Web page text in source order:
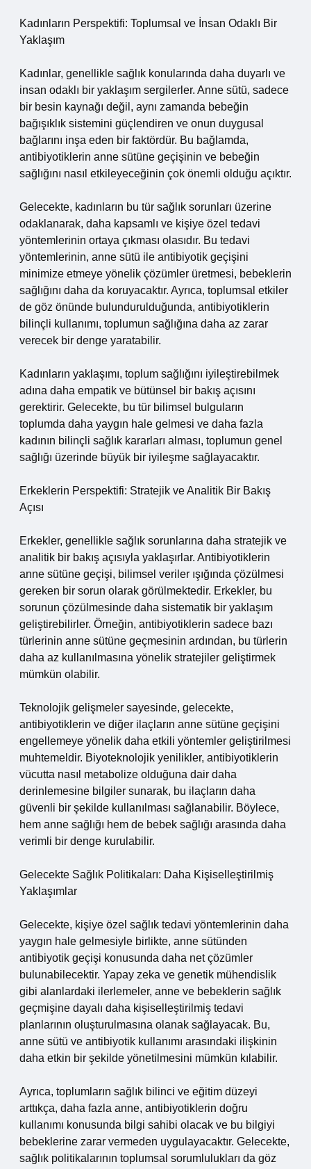
Kadınların Perspektifi: Toplumsal ve İnsan Odaklı Bir
Yaklaşım
Kadınlar, genellikle sağlık konularında daha duyarlı ve
insan odaklı bir yaklaşım sergilerler. Anne sütü, sadece
bir besin kaynağı değil, aynı zamanda bebeğin
bağışıklık sistemini güçlendiren ve onun duygusal
bağlarını inşa eden bir faktördür. Bu bağlamda,
antibiyotiklerin anne sütüne geçişinin ve bebeğin
sağlığını nasıl etkileyeceğinin çok önemli olduğu açıktır.
Gelecekte, kadınların bu tür sağlık sorunları üzerine
odaklanarak, daha kapsamlı ve kişiye özel tedavi
yöntemlerinin ortaya çıkması olasıdır. Bu tedavi
yöntemlerinin, anne sütü ile antibiyotik geçişini
minimize etmeye yönelik çözümler üretmesi, bebeklerin
sağlığını daha da koruyacaktır. Ayrıca, toplumsal etkiler
de göz önünde bulundurulduğunda, antibiyotiklerin
bilinçli kullanımı, toplumun sağlığına daha az zarar
verecek bir denge yaratabilir.
Kadınların yaklaşımı, toplum sağlığını iyileştirebilmek
adına daha empatik ve bütünsel bir bakış açısını
gerektirir. Gelecekte, bu tür bilimsel bulguların
toplumda daha yaygın hale gelmesi ve daha fazla
kadının bilinçli sağlık kararları alması, toplumun genel
sağlığı üzerinde büyük bir iyileşme sağlayacaktır.
Erkeklerin Perspektifi: Stratejik ve Analitik Bir Bakış
Açısı
Erkekler, genellikle sağlık sorunlarına daha stratejik ve
analitik bir bakış açısıyla yaklaşırlar. Antibiyotiklerin
anne sütüne geçişi, bilimsel veriler ışığında çözülmesi
gereken bir sorun olarak görülmektedir. Erkekler, bu
sorunun çözülmesinde daha sistematik bir yaklaşım
geliştirebilirler. Örneğin, antibiyotiklerin sadece bazı
türlerinin anne sütüne geçmesinin ardından, bu türlerin
daha az kullanılmasına yönelik stratejiler geliştirmek
mümkün olabilir.
Teknolojik gelişmeler sayesinde, gelecekte,
antibiyotiklerin ve diğer ilaçların anne sütüne geçişini
engellemeye yönelik daha etkili yöntemler geliştirilmesi
muhtemeldir. Biyoteknolojik yenilikler, antibiyotiklerin
vücutta nasıl metabolize olduğuna dair daha
derinlemesine bilgiler sunarak, bu ilaçların daha
güvenli bir şekilde kullanılması sağlanabilir. Böylece,
hem anne sağlığı hem de bebek sağlığı arasında daha
verimli bir denge kurulabilir.
Gelecekte Sağlık Politikaları: Daha Kişiselleştirilmiş
Yaklaşımlar
Gelecekte, kişiye özel sağlık tedavi yöntemlerinin daha
yaygın hale gelmesiyle birlikte, anne sütünden
antibiyotik geçişi konusunda daha net çözümler
bulunabilecektir. Yapay zeka ve genetik mühendislik
gibi alanlardaki ilerlemeler, anne ve bebeklerin sağlık
geçmişine dayalı daha kişiselleştirilmiş tedavi
planlarının oluşturulmasına olanak sağlayacak. Bu,
anne sütü ve antibiyotik kullanımı arasındaki ilişkinin
daha etkin bir şekilde yönetilmesini mümkün kılabilir.
Ayrıca, toplumların sağlık bilinci ve eğitim düzeyi
arttıkça, daha fazla anne, antibiyotiklerin doğru
kullanımı konusunda bilgi sahibi olacak ve bu bilgiyi
bebeklerine zarar vermeden uygulayacaktır. Gelecekte,
sağlık politikalarının toplumsal sorumlulukları da göz